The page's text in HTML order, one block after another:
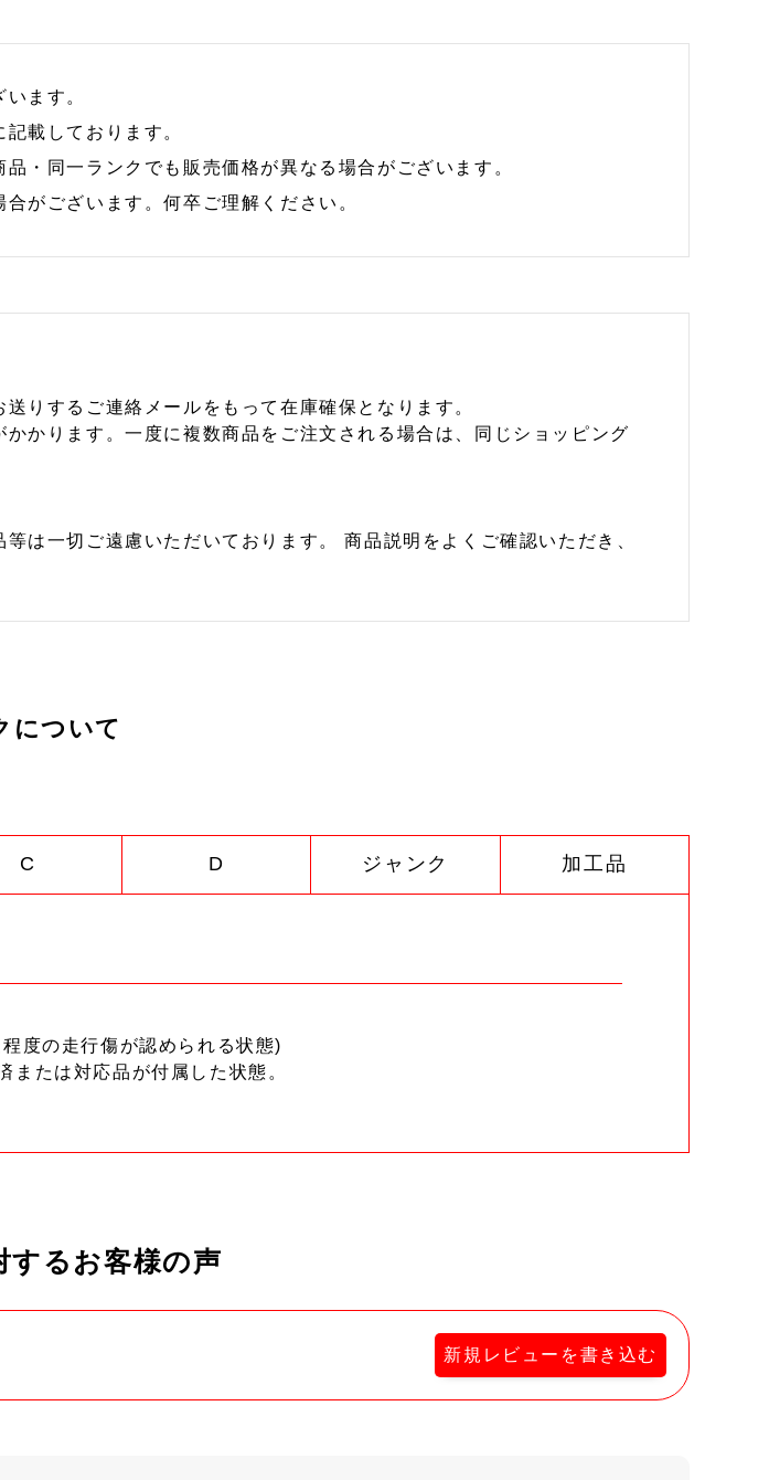
ます。
載しております。
・同一ランクでも販売価格が異なる場合がございます。
がございます。何卒ご理解ください。
りするご連絡メールをもって在庫確保となります。
かります。一度に複数商品をご注文される場合は、同じショッピング
は一切ご遠慮いただいております。 商品説明をよくご確認いただき、
について
C D ジャンク 加工品
度の走行傷が認められる状態)
または対応品が付属した状態。
するお客様の声
新規レビューを書き込む